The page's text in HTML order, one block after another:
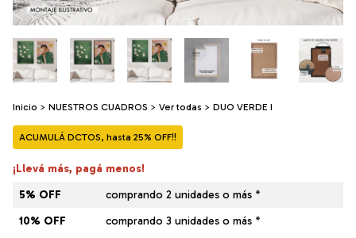
Inicio > NUESTROS CUADROS > Ver todas > DUO VERDE I
ACUMULÁ DCTOS, hasta 25% OFF!!
¡Llevá más, pagá menos!
5% OFF
comprando 2 unidades o más *
10% OFF
comprando 3 unidades o más *